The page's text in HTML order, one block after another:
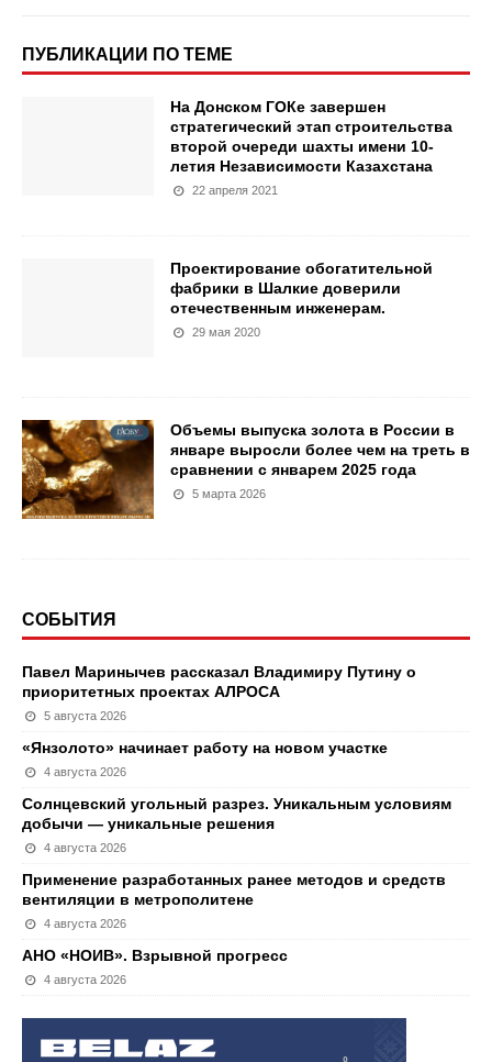
ПУБЛИКАЦИИ ПО ТЕМЕ
На Донском ГОКе завершен
стратегический этап строительства
второй очереди шахты имени 10-
летия Независимости Казахстана
22 апреля 2021
Проектирование обогатительной
фабрики в Шалкие доверили
отечественным инженерам.
29 мая 2020
Объемы выпуска золота в России в
январе выросли более чем на треть в
сравнении с январем 2025 года
5 марта 2026
СОБЫТИЯ
Павел Маринычев рассказал Владимиру Путину о
приоритетных проектах АЛРОСА
5 августа 2026
«Янзолото» начинает работу на новом участке
4 августа 2026
Солнцевский угольный разрез. Уникальным условиям
добычи — уникальные решения
4 августа 2026
Применение разработанных ранее методов и средств
вентиляции в метрополитене
4 августа 2026
АНО «НОИВ». Взрывной прогресс
4 августа 2026